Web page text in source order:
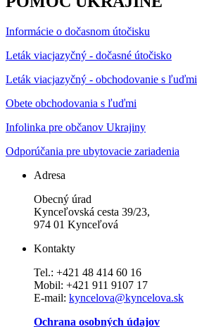
Informácie o dočasnom útočisku
Leták viacjazyčný - dočasné útočisko
Leták viacjazyčný - obchodovanie s ľuďmi
Obete obchodovania s ľuďmi
Infolinka pre občanov Ukrajiny
Odporúčania pre ubytovacie zariadenia
Adresa
Obecný úrad
Kynceľovská cesta 39/23,
974 01 Kynceľová
Kontakty
Tel.: +421 48 414 60 16
Mobil: +421 911 9107 17
E-mail: kyncelova@kyncelova.sk
Ochrana osobných údajov